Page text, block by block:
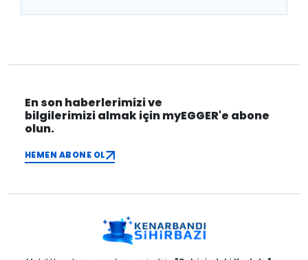
En son haberlerimizi ve
bilgilerimizi almak için myEGGER'e abone
olun.
HEMEN ABONE OL